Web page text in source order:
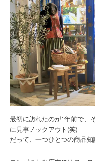
最初に訪れたのが1年前で、
に見事ノックアウト(笑)
だって、一つひとつの商品知